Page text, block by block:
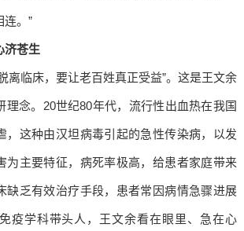
连。”
济苍生
离临床，要让老百姓真正受益”。这是王文余
理念。20世纪80年代，流行性出血热在我国
，这种由汉坦病毒引起的急性传染病，以发
为主要特征，病死率极高，给患者家庭带来
缺乏有效治疗手段，患者常因病情急骤进展
疫学科带头人，王文余看在眼里、急在心